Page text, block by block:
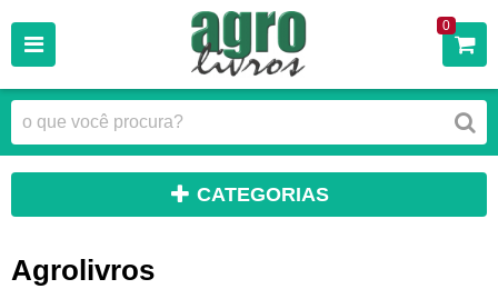
0
CATEGORIAS
Agrolivros